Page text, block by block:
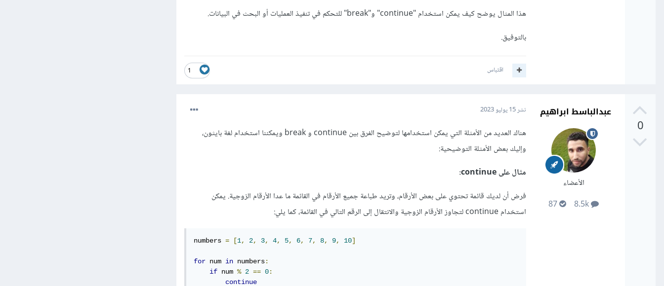
هذا المثال يوضح كيف يمكن استخدام "continue" و"break" للتحكم في تنفيذ العمليات أو البحث في البيانات.
بالتوفيق.
1 اقتباس
0
عبدالباسط ابراهيم
الأعضاء
نشر15 يوليو 2023
هناك العديد من الأمثلة التي يمكن استخدامها لتوضيح الفرق بين continue و break ويمكننا استخدام لغة بايثون،
وإليك بعض الأمثلة التوضيحية:
مثال على continue:
فرض أن لديك قائمة تحتوي على بعض الأرقام، وتريد طباعة جميع الأرقام في القائمة ما عدا الأرقام الزوجية. يمكن
استخدام continue لتجاوز الأرقام الزوجية والانتقال إلى الرقم التالي في القائمة، كما يلي:
numbers = [1, 2, 3, 4, 5, 6, 7, 8, 9, 10]
for num in numbers:
if num % 2 == 0:
continue